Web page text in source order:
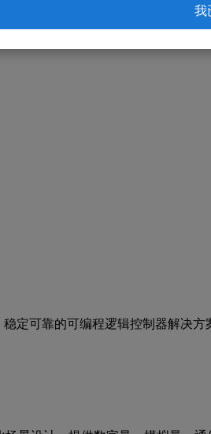
定可靠的可编程逻辑控制器解决
我